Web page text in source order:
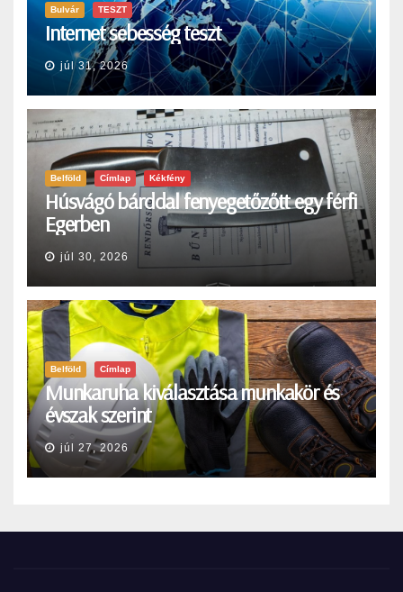
Bulvár TESZT
Internet sebesség teszt
júl 31, 2026
Belföld Címlap Kékfény
Húsvágó bárddal fenyegetőzőtt egy férfi
Egerben
júl 30, 2026
Belföld Címlap
Munkaruha kiválasztása munkakör és
évszak szerint
júl 27, 2026